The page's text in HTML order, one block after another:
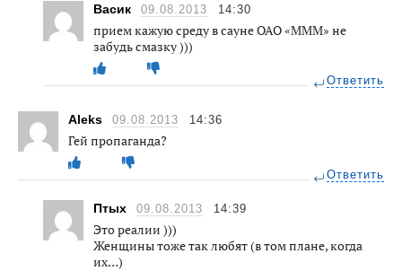
Васик 09.08.2013 14:30
прием кажую среду в сауне ОАО «МММ» не
забудь смазку )))
Ответить
Aleks 09.08.2013 14:36
Гей пропаганда?
Ответить
Птых 09.08.2013 14:39
Это реалии )))
Женщины тоже так любят (в том плане, когда
их…)